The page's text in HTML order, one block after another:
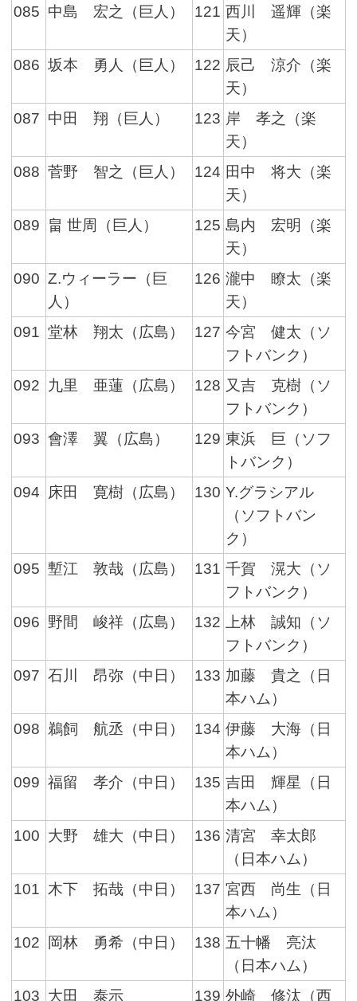
085 中島 宏之（巨人） 121 西川 遥輝（楽
天）
086 坂本 勇人（巨人） 122 辰己 涼介（楽
天）
087 中田 翔（巨人） 123 岸 孝之（楽
天）
088 菅野 智之（巨人） 124 田中 将大（楽
天）
089
畠 世周（巨人） 125 島内 宏明（楽
天）
090 Z.ウィーラー（巨
人）
126 瀧中 瞭太（楽
天）
091 堂林 翔太（広島） 127 今宮 健太（ソ
フトバンク）
092
九里 亜蓮（広島） 128 又吉 克樹（ソ
フトバンク）
093 會澤 翼（広島） 129 東浜 巨（ソフ
トバンク）
094
床田 寛樹（広島） 130 Y.グラシアル
（ソフトバン
ク）
095 塹江 敦哉（広島） 131 千賀 滉大（ソ
フトバンク）
096 野間 峻祥（広島） 132
上林 誠知（ソ
フトバンク）
097 石川 昂弥（中日） 133 加藤 貴之（日
本ハム）
098 鵜飼 航丞（中日） 134 伊藤 大海（日
本ハム）
099 福留 孝介（中日） 135 吉田 輝星（日
本ハム）
100 大野 雄大（中日） 136 清宮 幸太郎
（日本ハム）
101 木下 拓哉（中日） 137 宮西 尚生（日
本ハム）
102
岡林 勇希（中日） 138 五十幡 亮汰
（日本ハム）
103 大田 泰示 139 外崎 修汰（西